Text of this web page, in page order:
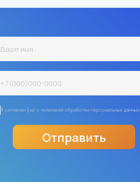
Я согласен (на) с политикой обработки персональных данных
Отправить